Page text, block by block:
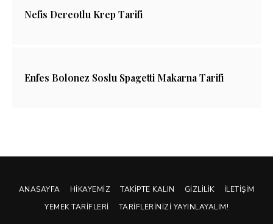
Nefis Dereotlu Krep Tarifi
Enfes Bolonez Soslu Spagetti Makarna Tarifi
ANASAYFA HIKAYEMIZ TAKIPTE KALIN GIZLILIK
İLETIŞIM
YEMEK TARIFLERI
TARIFLERINIZI YAYINLAYALIM!